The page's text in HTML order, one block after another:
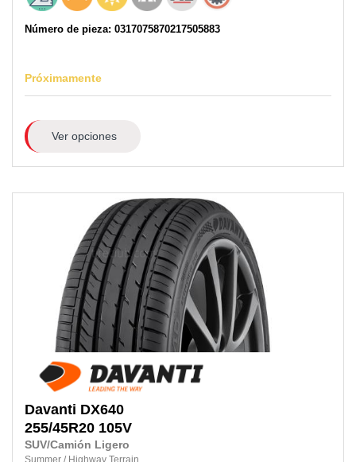
Número de pieza: 0317075870217505883
Próximamente
Ver opciones
Davanti DX640
255/45R20 105V
SUV/Camión Ligero